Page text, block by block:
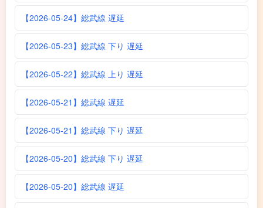
【2026-05-24】総武線 遅延
【2026-05-23】総武線 下り 遅延
【2026-05-22】総武線 上り 遅延
【2026-05-21】総武線 遅延
【2026-05-21】総武線 下り 遅延
【2026-05-20】総武線 下り 遅延
【2026-05-20】総武線 遅延